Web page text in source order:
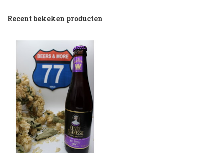
Recent bekeken producten